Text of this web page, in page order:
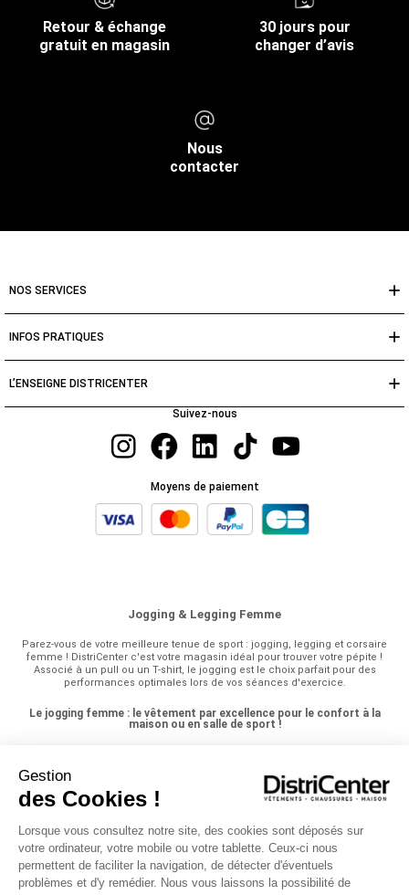
Gestion
des Cookies !
Lorsque vous consultez notre site, des cookies sont déposés sur
votre ordinateur, votre mobile ou votre tablette. Ceux-ci nous
permettent de faciliter la navigation, de détecter d'éventuels
problèmes et d'y remédier. Nous vous laissons la possibilité de
Jogging & Legging Femme
Parez-vous de votre meilleure tenue de sport : jogging, legging et corsaire
femme ! DistriCenter c'est votre magasin idéal pour trouver votre pépite !
Associé à un pull ou un T-shirt, le jogging est le choix parfait pour des
performances optimales lors de vos séances d'exercice.
Le jogging femme : le vêtement par excellence pour le confort à la
maison ou en salle de sport !
que d'être à l'aise dans nos baskets et nos vêtements de sport pour pratiquer
une activité physique en toute sérénité.
Le legging femme est une option pratique et confortable, parfait pour être
porté sous une robe ou une blouse, ou simplement avec un petit haut. Avec sa
coupe ajustée et sa taille élastiquée, il offre un confort optimal tout au long de
la journée. Pour une touche supplémentaire de style et de fonctionnalité,
optez pour le tregging, une alternative ressemblant au legging mais avec des
détails supplémentaires comme des poches et une fermeture éclair. Ces deux
Retour & échange
gratuit en magasin
30 jours pour
changer d’avis
Nous
contacter
NOS SERVICES
INFOS PRATIQUES
L’ENSEIGNE DISTRICENTER
Suivez-nous
Moyens de paiement